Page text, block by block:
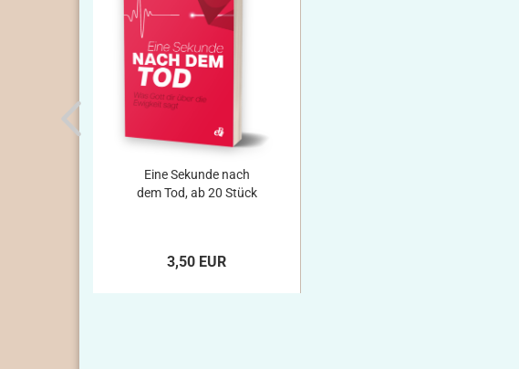
Eine Sekunde nach
dem Tod, ab 20 Stück
3,50 EUR